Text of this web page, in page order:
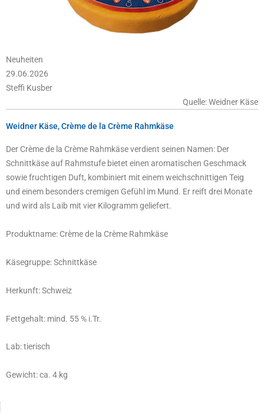
Neuheiten
29.06.2026
Steffi Kusber
Quelle: Weidner Käse
Weidner Käse, Crème de la Crème Rahmkäse
Der Crème de la Crème Rahmkäse verdient seinen Namen: Der
Schnittkäse auf Rahmstufe bietet einen aromatischen Geschmack
sowie fruchtigen Duft, kombiniert mit einem weichschnittigen Teig
und einem besonders cremigen Gefühl im Mund. Er reift drei Monate
und wird als Laib mit vier Kilogramm geliefert.
Produktname: Crème de la Crème Rahmkäse
Käsegruppe: Schnittkäse
Herkunft: Schweiz
Fettgehalt: mind. 55 % i.Tr.
Lab: tierisch
Gewicht: ca. 4 kg